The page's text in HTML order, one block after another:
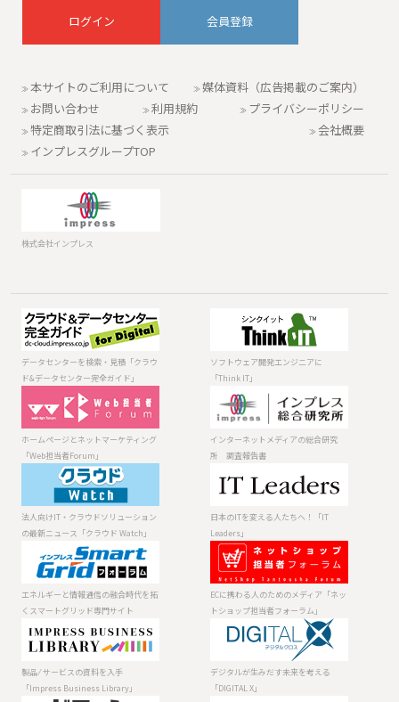
会員登録
本サイトのご利用について
媒体資料（広告掲載のご案内）
お問い合わせ
利用規約
プライバシーポリシー
特定商取引法に基づく表示
会社概要
インプレスグループTOP
株式会社インプレス
データセンター
を検索・見積
「クラウド&デー
タセンター完全
ソフトウェア開
発エンジニアに
「Think IT」
ホームページと
ネットマーケテ
ィング「Web担
当者Forum」
インターネット
メディアの総合
研究所 調査報
法人向けIT・ク
ラウドソリュー
ションの最新ニ
ュース「クラウ
日本のITを変え
「IT Leaders」
エネルギーと情
報通信の融合時
代を拓くスマー
トグリッド専門
ECに携わる人の
ためのメディア
「ネットショッ
プ担当者フォー
製品 ⁄ サービスの
資料を入手
「Impress
Business
デジタルが生み
だす未来を考え
る「DIGITAL X」
データセンターを検索・見積「クラウ
ド&データセンター完全ガイド」
ソフトウェア開発エンジニアに
「Think IT」
ホームページとネットマーケティング
「Web担当者Forum」
インターネットメディアの総合研究
所 調査報告書
法人向けIT・クラウドソリューション
の最新ニュース「クラウド Watch」
日本のITを変える人たちへ！「IT
Leaders」
エネルギーと情報通信の融合時代を拓
くスマートグリッド専門サイト
ECに携わる人のためのメディア「ネッ
トショップ担当者フォーラム」
製品 ⁄ サービスの資料を入手
「Impress Business Library」
デジタルが生みだす未来を考える
「DIGITAL X」